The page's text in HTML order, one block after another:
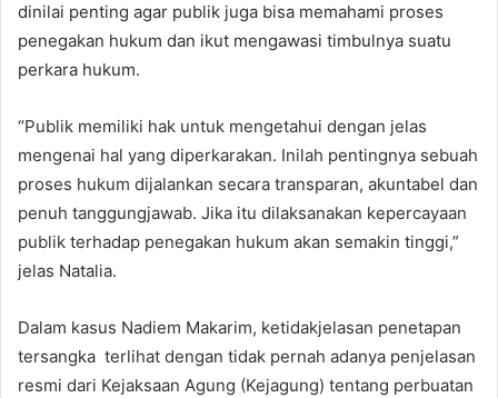
dinilai penting agar publik juga bisa memahami proses
penegakan hukum dan ikut mengawasi timbulnya suatu
perkara hukum.
“Publik memiliki hak untuk mengetahui dengan jelas
mengenai hal yang diperkarakan. Inilah pentingnya sebuah
proses hukum dijalankan secara transparan, akuntabel dan
penuh tanggungjawab. Jika itu dilaksanakan kepercayaan
publik terhadap penegakan hukum akan semakin tinggi,”
jelas Natalia.
Dalam kasus Nadiem Makarim, ketidakjelasan penetapan
tersangka terlihat dengan tidak pernah adanya penjelasan
resmi dari Kejaksaan Agung (Kejagung) tentang perbuatan